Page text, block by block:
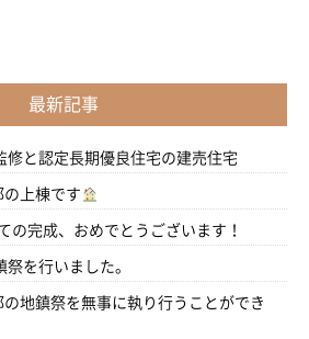
最新記事
修と認定長期優良住宅の建売住宅
の上棟です
の完成、おめでとうございます！
祭を行いました。
の地鎮祭を無事に執り行うことができ